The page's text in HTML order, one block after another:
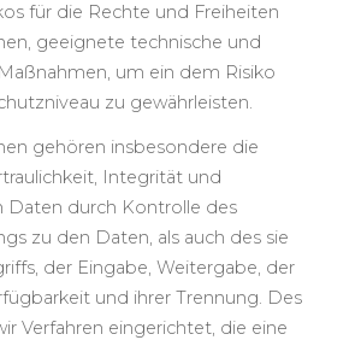
für die Rechte und Freiheiten
geeignete technische und
um ein dem Risiko
zu gewährleisten.
gehören insbesondere die
Integrität und
Daten durch Kontrolle des
zu den Daten, als auch des sie
der Eingabe, Weitergabe, der
und ihrer Trennung. Des
Verfahren eingerichtet, die eine